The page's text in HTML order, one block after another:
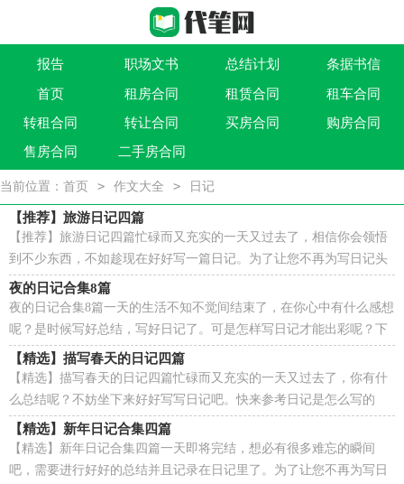
报告 职场文书 总结计划 条据书信
作文大全 实用文 祝福语 买卖类合同
借贷类合同 建筑类合同 劳动类合同 租售类合同
首页 租房合同 租赁合同
租车合同
转租合同
转让合同 买房合同
购房合同
售房合同
二手房合同
当前位置： 首页 > 作文大全 > 日记
【推荐】旅游日记四篇
【推荐】旅游日记四篇忙碌而又充实的一天又过去了，相信你会领悟
到不少东西，不如趁现在好好写一篇日记。为了让您不再为写日记头
疼，下面是小编收集整理的旅游日记4篇，希望能够帮...
夜的日记合集8篇
夜的日记合集8篇一天的生活不知不觉间结束了，在你心中有什么感想
呢？是时候写好总结，写好日记了。可是怎样写日记才能出彩呢？下
面是小编帮大家整理的夜的日记9篇，仅供参考，欢迎大家...
【精选】描写春天的日记四篇
【精选】描写春天的日记四篇忙碌而又充实的一天又过去了，你有什
么总结呢？不妨坐下来好好写写日记吧。快来参考日记是怎么写的
吧，下面是小编为大家整理的描写春天的日记4篇，欢迎...
【精选】新年日记合集四篇
【精选】新年日记合集四篇一天即将完结，想必有很多难忘的瞬间
吧，需要进行好好的总结并且记录在日记里了。为了让您不再为写日